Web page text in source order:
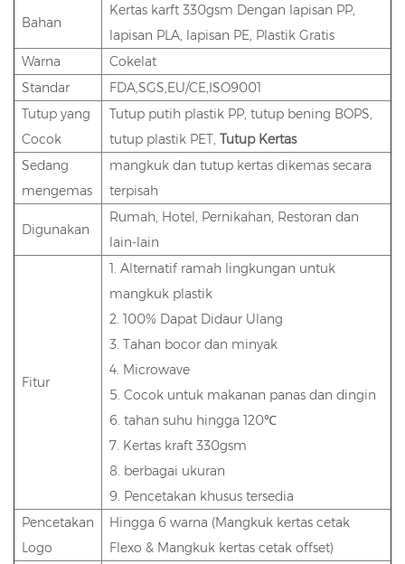
Bahan
Kertas karft 330gsm Dengan lapisan PP,
lapisan PLA, lapisan PE, Plastik Gratis
Warna
Cokelat
Standar
FDA,SGS,EU/CE,ISO9001
Tutup yang
Cocok
Tutup putih plastik PP, tutup bening BOPS,
tutup plastik PET, Tutup Kertas
Sedang
mengemas
mangkuk dan tutup kertas dikemas secara
terpisah
Digunakan
Rumah, Hotel, Pernikahan, Restoran dan
lain-lain
Fitur
1. Alternatif ramah lingkungan untuk
mangkuk plastik
2. 100% Dapat Didaur Ulang
3. Tahan bocor dan minyak
4. Microwave
5. Cocok untuk makanan panas dan dingin
6. tahan suhu hingga 120℃
7. Kertas kraft 330gsm
8. berbagai ukuran
9. Pencetakan khusus tersedia
Pencetakan
Logo
Hingga 6 warna (Mangkuk kertas cetak
Flexo & Mangkuk kertas cetak offset)